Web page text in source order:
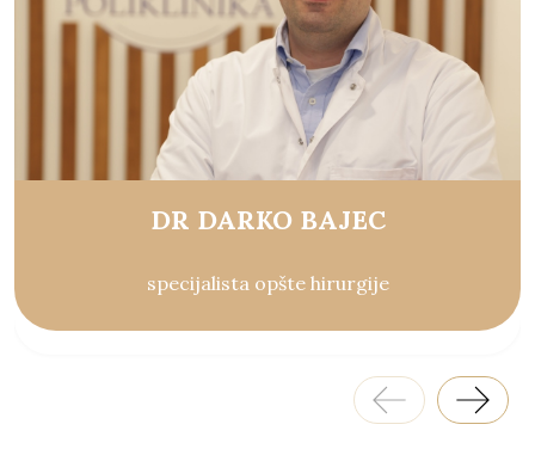
DR DARKO BAJEC
specijalista opšte hirurgije